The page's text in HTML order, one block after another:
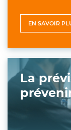
EN SAVOIR
La